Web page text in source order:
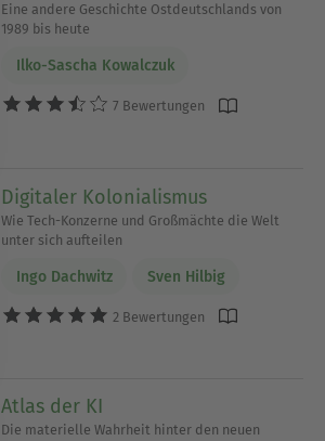
Eine andere Geschichte Ostdeutschlands von
1989 bis heute
Ilko-Sascha Kowalczuk
7 Bewertungen
Digitaler Kolonialismus
Wie Tech-Konzerne und Großmächte die Welt
unter sich aufteilen
Ingo Dachwitz Sven Hilbig
2 Bewertungen
Atlas der KI
Die materielle Wahrheit hinter den neuen